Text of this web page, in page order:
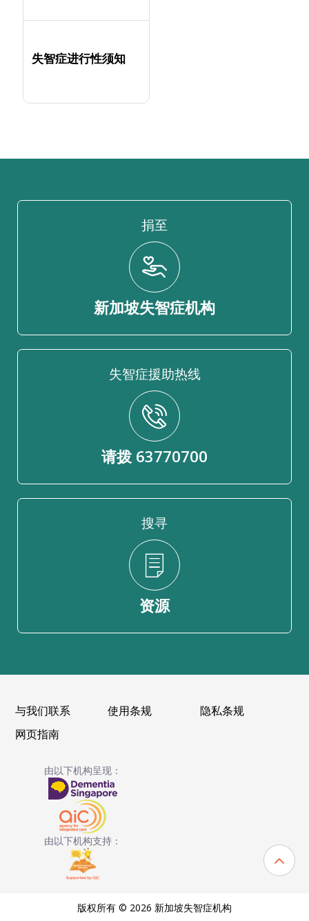
失智症进行性须知
捐至
新加坡失智症机构
失智症援助热线
请拨 63770700
搜寻
资源
与我们联系 使用条规
隐私条规
网页指南
由以下机构呈现：
由以下机构支持：
版权所有 © 2026 新加坡失智症机构